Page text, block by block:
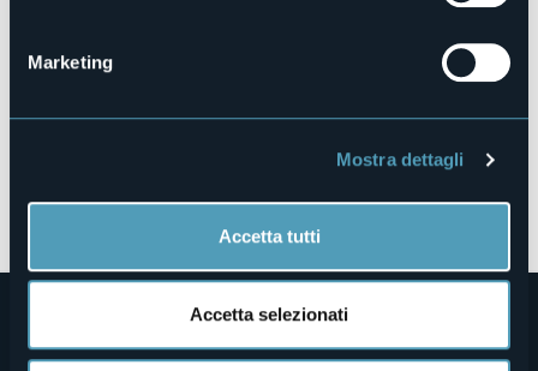
Marketing
Mostra dettagli
Accetta tutti
Accetta selezionati
Apri mappa